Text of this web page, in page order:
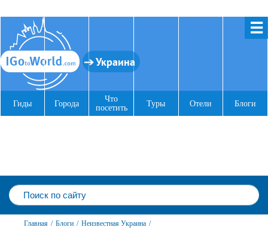
☰
Украина
Гиды Города
Что
посетить
Туры Отели Блоги
Главная / Блоги / Неизвестная Украина /